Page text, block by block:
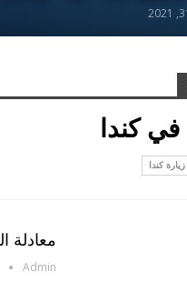
في كندا
زيارة كندا
معادلة
Admin